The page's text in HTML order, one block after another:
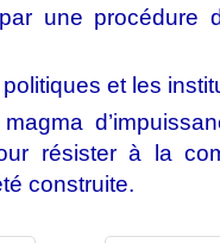
une procédure
et les
résister à la
construite.